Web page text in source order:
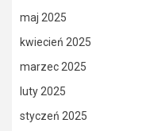
maj 2025
kwiecień 2025
marzec 2025
luty 2025
styczeń 2025